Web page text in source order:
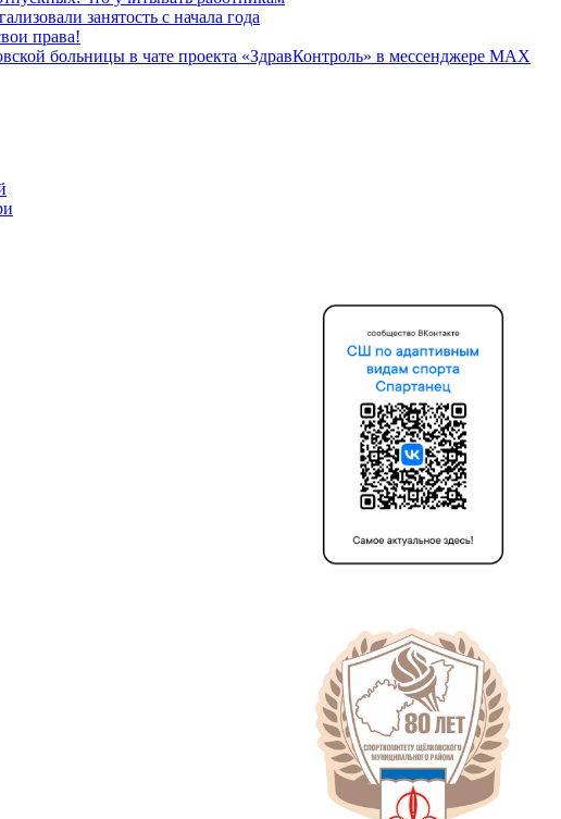
занятость с начала года
права!
больницы в чате проекта «ЗдравКонтроль» в мессенджере МАХ